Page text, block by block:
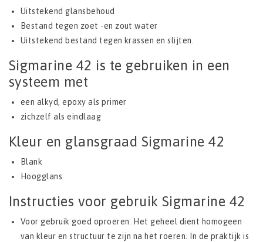
Uitstekend glansbehoud
Bestand tegen zoet -en zout water
Uitstekend bestand tegen krassen en slijten.
Sigmarine 42 is te gebruiken in een
systeem met
een alkyd, epoxy als primer
zichzelf als eindlaag
Kleur en glansgraad Sigmarine 42
Blank
Hoogglans
Instructies voor gebruik Sigmarine 42
Voor gebruik goed oproeren. Het geheel dient homogeen
van kleur en structuur te zijn na het roeren. In de praktijk is